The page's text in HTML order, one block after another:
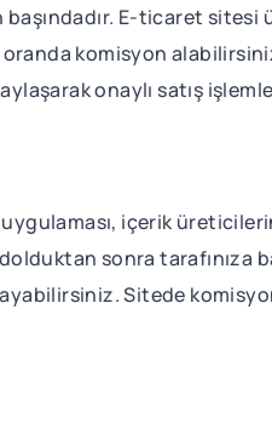
E-ticaret
komisyon
onaylı satış
içerik
sonra tarafınıza
Sitede